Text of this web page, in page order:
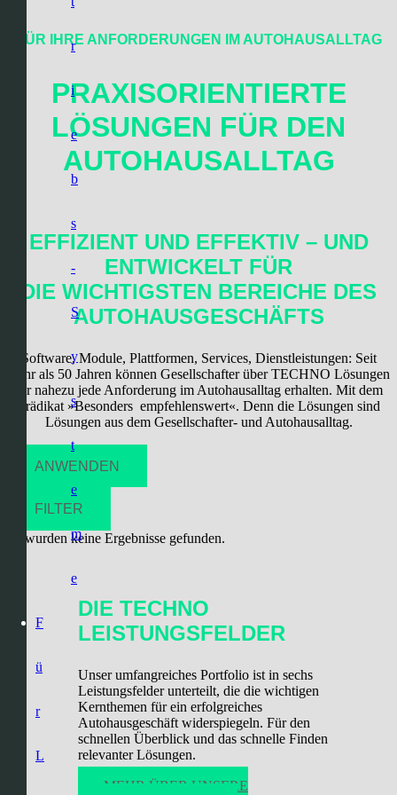
r
i
e
b
s
-
S
y
s
t
e
m
e
F
ü
r
L
FÜR IHRE ANFORDERUNGEN IM AUTOHAUSALLTAG
PRAXISORIENTIERTE
LÖSUNGEN FÜR DEN
AUTOHAUSALLTAG
EFFIZIENT UND EFFEKTIV – UND
ENTWICKELT FÜR
DIE WICHTIGSTEN BEREICHE DES
AUTOHAUSGESCHÄFTS
Software, Module, Plattformen, Services, Dienstleistungen: Seit
mehr als 50 Jahren können Gesellschafter über TECHNO Lösungen
für nahezu jede Anforderung im Autohausalltag erhalten. Mit dem
Prädikat »Besonders empfehlenswert«. Denn die Lösungen sind
Lösungen aus dem Gesellschafter- und Autohausalltag.
ANWENDEN
FILTER
Es wurden keine Ergebnisse gefunden.
DIE TECHNO
LEISTUNGSFELDER
Unser umfangreiches Portfolio ist in sechs
Leistungsfelder unterteilt, die die wichtigen
Kernthemen für ein erfolgreiches
Autohausgeschäft widerspiegeln. Für den
schnellen Überblick und das schnelle Finden
relevanter Lösungen.
MEHR ÜBER UNSERE